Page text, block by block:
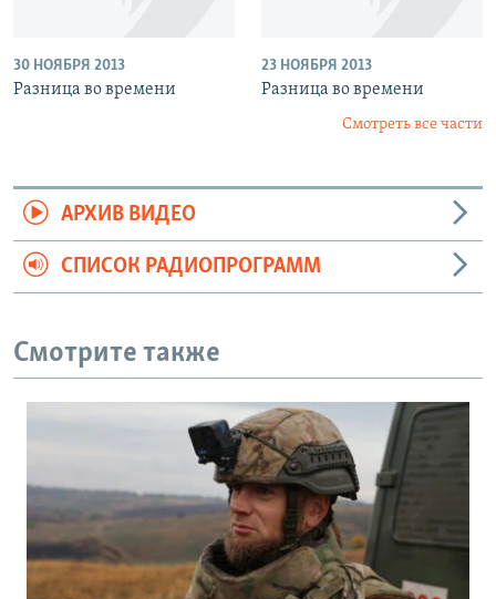
30 НОЯБРЯ 2013
Разница во времени
23 НОЯБРЯ 2013
Разница во времени
Смотреть все части
АРХИВ ВИДЕО
СПИСОК РАДИОПРОГРАММ
Смотрите также